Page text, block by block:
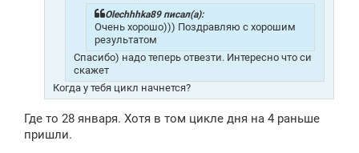
Olechhhka89 писал(а):
Очень хорошо))) Поздравляю с хорошим
результатом
Спасибо) надо теперь отвезти. Интересно что си
скажет
Когда у тебя цикл начнется?
Где то 28 января. Хотя в том цикле дня на 4 раньше
пришли.